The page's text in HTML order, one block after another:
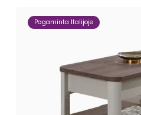
Pagaminta Italijoje